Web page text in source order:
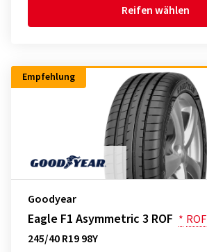
Reifen wählen
Empfehlung
Goodyear
Eagle F1 Asymmetric 3 ROF * ROF
245/40 R19 98Y